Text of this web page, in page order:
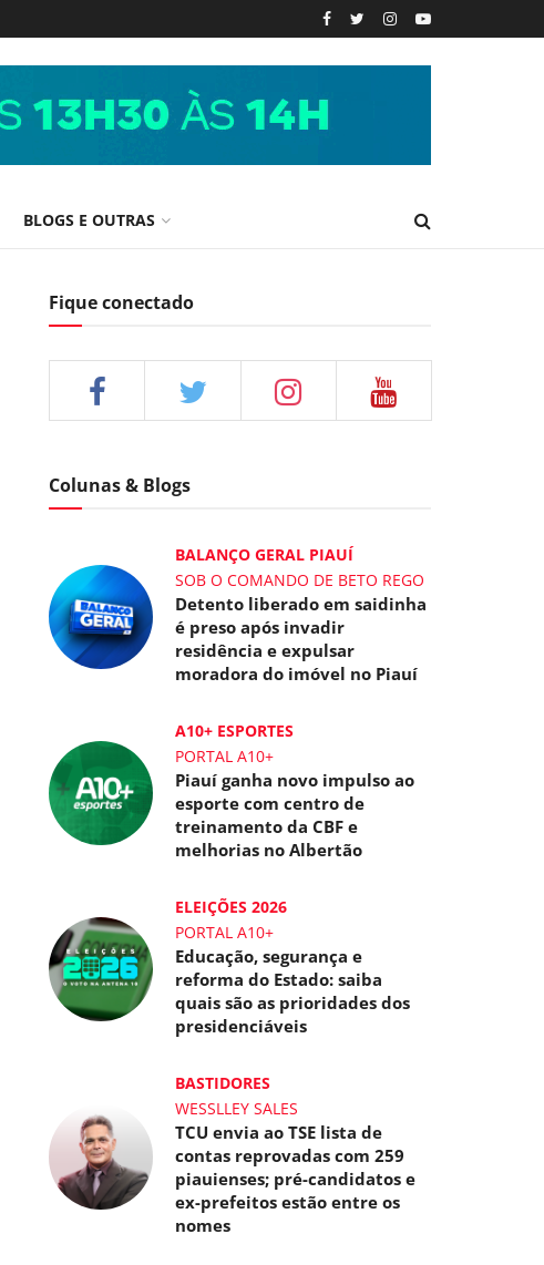
BLOGS E OUTRAS
Fique conectado
Colunas & Blogs
BALANÇO GERAL PIAUÍ
SOB O COMANDO DE BETO REGO
Detento liberado em saidinha
é preso após invadir
residência e expulsar
moradora do imóvel no Piauí
A10+ ESPORTES
PORTAL A10+
Piauí ganha novo impulso ao
esporte com centro de
treinamento da CBF e
melhorias no Albertão
ELEIÇÕES 2026
PORTAL A10+
Educação, segurança e
reforma do Estado: saiba
quais são as prioridades dos
presidenciáveis
BASTIDORES
WESSLLEY SALES
TCU envia ao TSE lista de
contas reprovadas com 259
piauienses; pré-candidatos e
ex-prefeitos estão entre os
nomes